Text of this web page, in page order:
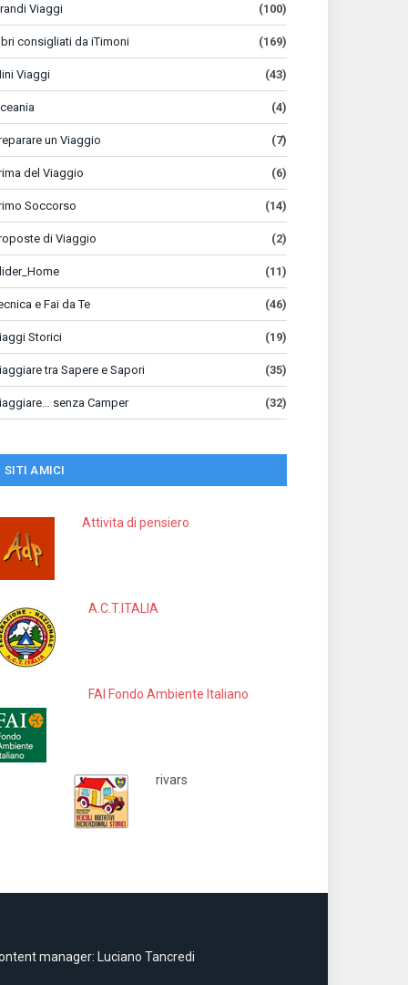
Viaggi (100)
consigliati da iTimoni (169)
Viaggi (43)
(4)
un Viaggio (7)
del Viaggio (6)
Soccorso (14)
di Viaggio (2)
(11)
e Fai da Te (46)
Storici (19)
tra Sapere e Sapori (35)
senza Camper (32)
SITI AMICI
Attivita di pensiero
A.C.T.ITALIA
FAI Fondo Ambiente Italiano
rivars
manager: Luciano Tancredi